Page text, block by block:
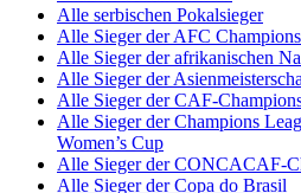
Alle serbischen Pokalsieger
Alle Sieger der AFC
Alle Sieger der afrikanischen
Alle Sieger der
Alle Sieger der CAF-
Alle Sieger der Champions
Women’s Cup
Alle Sieger der CONCACAF-
Alle Sieger der Copa do Brasil